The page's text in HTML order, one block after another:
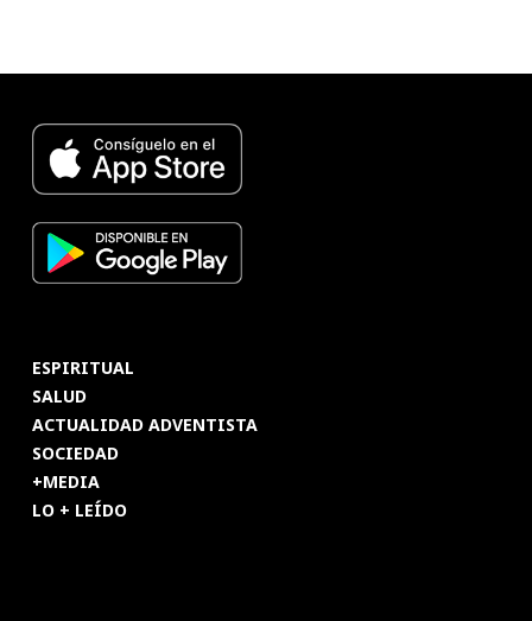
ESPIRITUAL
SALUD
ACTUALIDAD ADVENTISTA
SOCIEDAD
+MEDIA
LO + LEÍDO